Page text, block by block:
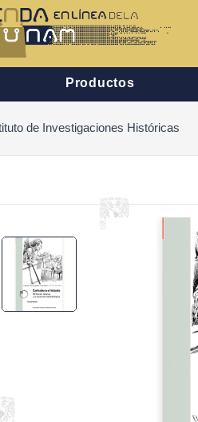
Productos
de Investigaciones Históricas